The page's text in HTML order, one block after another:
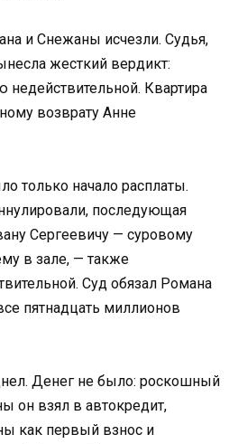
и Снежаны исчезли. Судья,
жесткий вердикт:
недействительной. Квартира
возврату Анне
только начало расплаты.
последующая
Сергеевичу — суровому
в зале, — также
Суд обязал Романа
пятнадцать миллионов
Денег не было: роскошный
он взял в автокредит,
как первый взнос и